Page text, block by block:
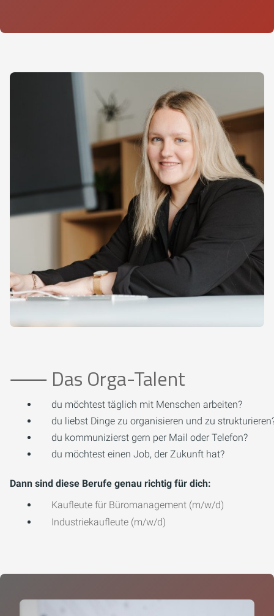
⸺ Das Orga-Talent
du möchtest täglich mit Menschen arbeiten?
du liebst Dinge zu organisieren und zu
du kommunizierst gern per Mail oder Telefon?
du möchtest einen Job, der Zukunft hat?
Dann sind diese Berufe genau richtig für dich:
Kaufleute für Büromanagement (m/w/d)
Industriekaufleute (m/w/d)